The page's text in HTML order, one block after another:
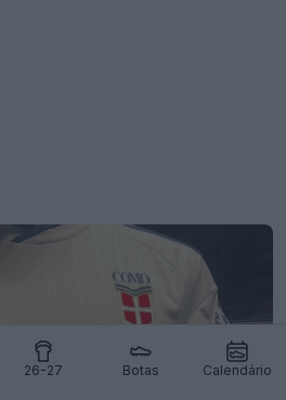
26-27 Botas Calendário